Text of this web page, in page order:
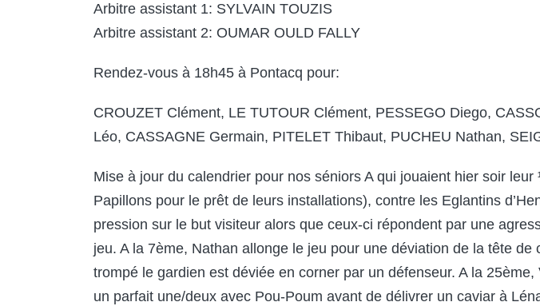
Arbitre assistant 1: SYLVAIN TOUZIS
Arbitre assistant 2: OUMAR OULD FALLY
Rendez-vous à 18h45 à Pontacq pour:
CROUZET Clément, LE TUTOUR Clément, PESSEGO Diego,
Léo, CASSAGNE Germain, PITELET Thibaut, PUCHEU Nathan,
Mise à jour du calendrier pour nos séniors A qui jouaient hier soir
Papillons pour le prêt de leurs installations), contre les Eglantins
pression sur le but visiteur alors que ceux-ci répondent par une
jeu. A la 7ème, Nathan allonge le jeu pour une déviation de la tête
trompé le gardien est déviée en corner par un défenseur. A la 25ème,
un parfait une/deux avec Pou-Poum avant de délivrer un caviar à